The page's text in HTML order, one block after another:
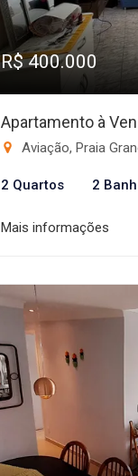
R$ 400.000
Apartamento à
Aviação, Praia
2 Quartos 2
Mais informações